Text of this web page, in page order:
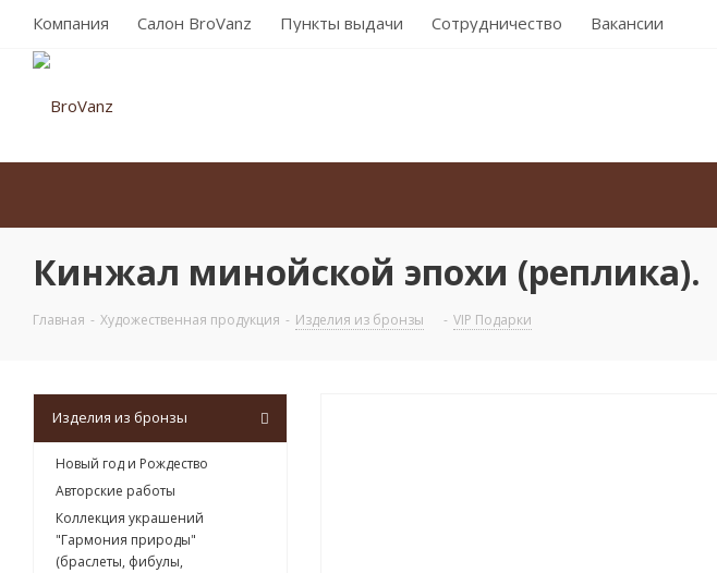
Компания Салон BroVanz Пункты выдачи Сотрудничество Вакансии
Кинжал минойской эпохи (реплика).
Главная - Художественная продукция - Изделия из бронзы - VIP Подарки
Изделия из бронзы
Новый год и Рождество
Авторские работы
Коллекция украшений
"Гармония природы"
(браслеты, фибулы,